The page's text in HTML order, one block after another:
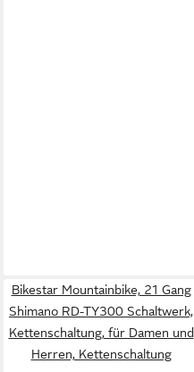
Bikestar Mountainbike, 21 Gang
Shimano RD-TY300 Schaltwerk,
Kettenschaltung, für Damen und
Herren, Kettenschaltung